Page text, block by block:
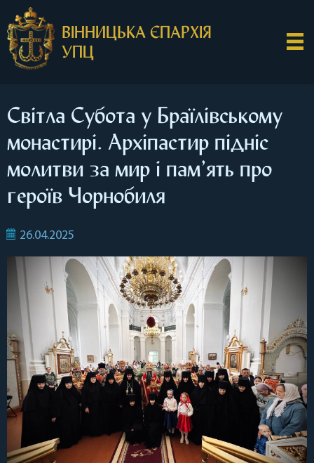
ВІННИЦЬКА ЄПАРХІЯ
УПЦ
Світла Субота у Браїлівському
монастирі. Архіпастир підніс
молитви за мир і пам’ять про
героїв Чорнобиля
26.04.2025